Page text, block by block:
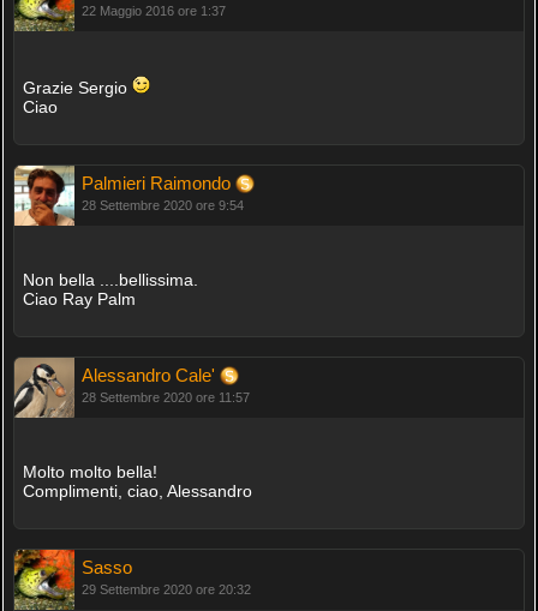
22 Maggio 2016 ore 1:37
Grazie Sergio
Ciao
Palmieri Raimondo
28 Settembre 2020 ore 9:54
Non bella ....bellissima.
Ciao Ray Palm
Alessandro Cale'
28 Settembre 2020 ore 11:57
Molto molto bella!
Complimenti, ciao, Alessandro
Sasso
29 Settembre 2020 ore 20:32